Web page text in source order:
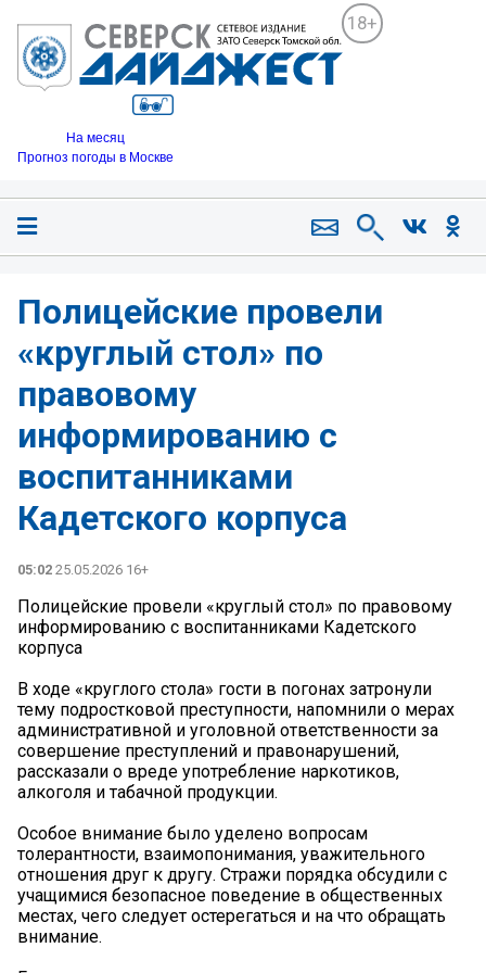
18+
На месяц
Прогноз погоды в Москве
Полицейские провели
«круглый стол» по
правовому
информированию с
воспитанниками
Кадетского корпуса
05:02 25.05.2026 16+
Полицейские провели «круглый стол» по правовому
информированию с воспитанниками Кадетского
корпуса
В ходе «круглого стола» гости в погонах затронули
тему подростковой преступности, напомнили о мерах
административной и уголовной ответственности за
совершение преступлений и правонарушений,
рассказали о вреде употребление наркотиков,
алкоголя и табачной продукции.
Особое внимание было уделено вопросам
толерантности, взаимопонимания, уважительного
отношения друг к другу. Стражи порядка обсудили с
учащимися безопасное поведение в общественных
местах, чего следует остерегаться и на что обращать
внимание.